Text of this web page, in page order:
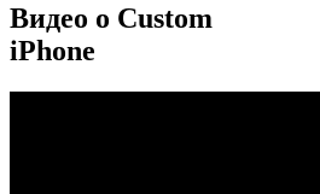
Видео о Custom
iPhone